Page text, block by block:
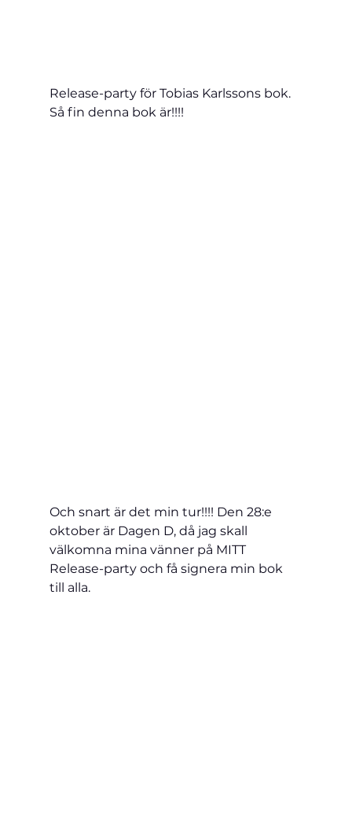
Release-party för Tobias Karlssons bok.
Så fin denna bok är!!!!
Och snart är det min tur!!!! Den 28:e
oktober är Dagen D, då jag skall
välkomna mina vänner på MITT
Release-party och få signera min bok
till alla.